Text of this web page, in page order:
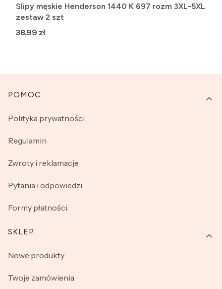
Slipy męskie Henderson 1440 K 697 rozm 3XL-5XL
zestaw 2 szt
Cena
38,99 zł
Linki w stopce
POMOC
Polityka prywatności
Regulamin
Zwroty i reklamacje
Pytania i odpowiedzi
Formy płatności
SKLEP
Nowe produkty
Twoje zamówienia